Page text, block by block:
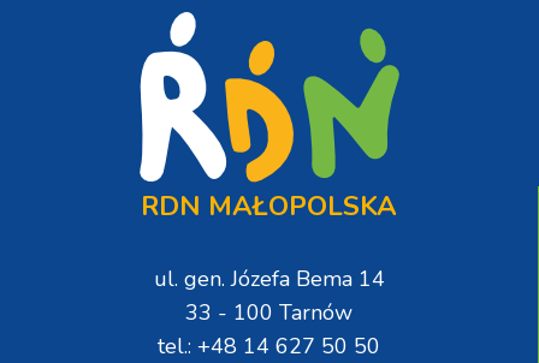
RDN MAŁOPOLSKA
ul. gen. Józefa Bema 14
33 - 100 Tarnów
tel.: +48 14 627 50 50